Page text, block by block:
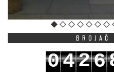
BROJAČ
0426